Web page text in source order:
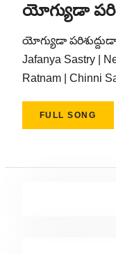
యోగ్యుడా
యోగ్యుడా
Jafanya Sastry |
Ratnam | Chinni
FULL SONG